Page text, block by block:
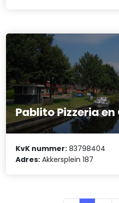
Pablito Pizzeria
KvK nummer: 83798404
Adres: Akkersplein 187